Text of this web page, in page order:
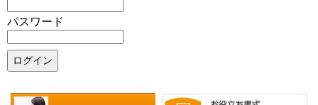
パスワード